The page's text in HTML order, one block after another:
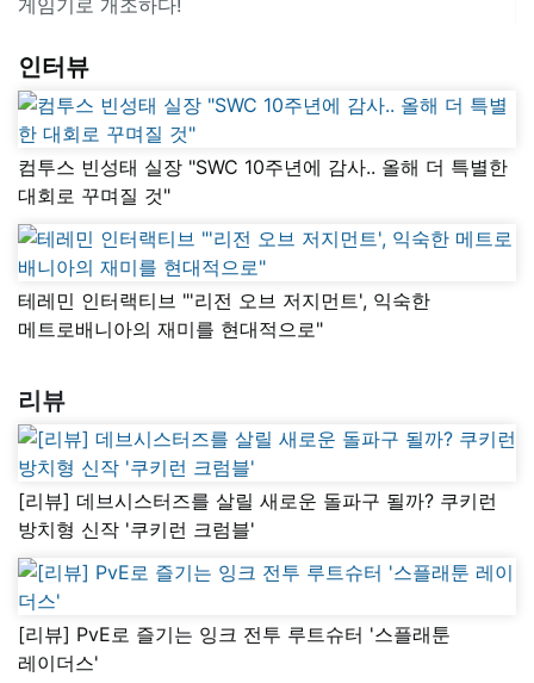
인터뷰
컴투스 빈성태 실장 "SWC 10주년에 감사.. 올해 더 특별한
대회로 꾸며질 것"
테레민 인터랙티브 "'리전 오브 저지먼트', 익숙한
메트로배니아의 재미를 현대적으로"
리뷰
[리뷰] 데브시스터즈를 살릴 새로운 돌파구 될까? 쿠키런
방치형 신작 '쿠키런 크럼블'
[리뷰] PvE로 즐기는 잉크 전투 루트슈터 '스플래툰
레이더스'